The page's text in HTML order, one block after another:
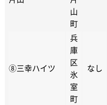
山
町
⑧三幸ハイツ
兵
庫
区
氷
室
町
なし